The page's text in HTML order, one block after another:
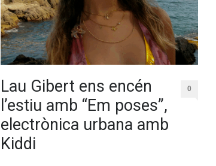
Lau Gibert ens encén
l’estiu amb “Em poses”,
electrònica urbana amb
Kiddi
0